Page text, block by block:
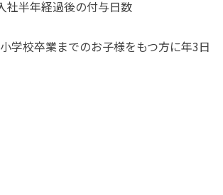
社半年経過後の付与日数
学校卒業までのお子様をもつ方に年3日